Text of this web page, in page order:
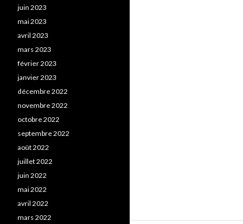
juin 2023
mai 2023
avril 2023
mars 2023
février 2023
janvier 2023
décembre 2022
novembre 2022
octobre 2022
septembre 2022
août 2022
juillet 2022
juin 2022
mai 2022
avril 2022
mars 2022